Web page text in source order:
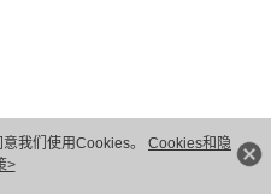
我们使用Cookies。 Cookies和隐
>
。 保留一切权利。粤A2-20044005号
法律声明